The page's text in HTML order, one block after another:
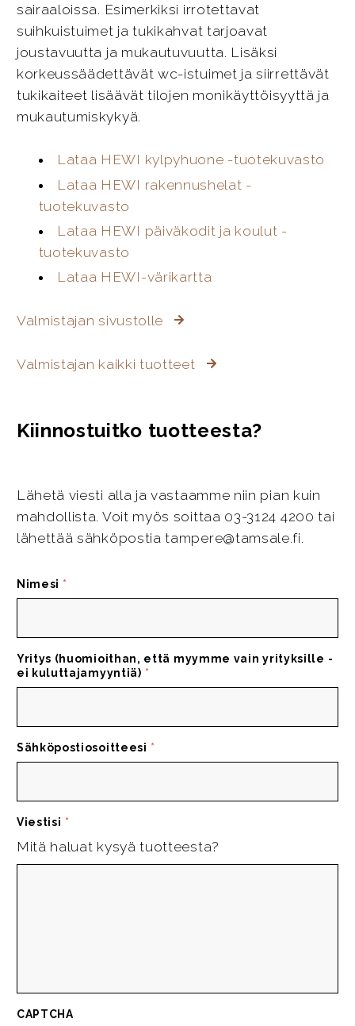
sairaaloissa. Esimerkiksi irrotettavat
suihkuistuimet ja tukikahvat tarjoavat
joustavuutta ja mukautuvuutta. Lisäksi
korkeussäädettävät wc-istuimet ja siirrettävät
tukikaiteet lisäävät tilojen monikäyttöisyyttä ja
mukautumiskykyä.
Lataa HEWI kylpyhuone -tuotekuvasto
Lataa HEWI rakennushelat -
tuotekuvasto
Lataa HEWI päiväkodit ja koulut -
tuotekuvasto
Lataa HEWI-värikartta
Valmistajan sivustolle
Valmistajan kaikki tuotteet
Kiinnostuitko tuotteesta?
Lähetä viesti alla ja vastaamme niin pian kuin
mahdollista. Voit myös soittaa 03-3124 4200 tai
lähettää sähköpostia tampere@tamsale.fi.
Nimesi *
Yritys (huomioithan, että myymme vain yrityksille -
ei kuluttajamyyntiä) *
Sähköpostiosoitteesi *
Viestisi *
Mitä haluat kysyä tuotteesta?
CAPTCHA